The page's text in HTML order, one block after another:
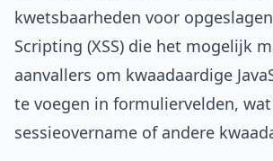
kwetsbaarheden voor
Scripting (XSS) die het mogelijk
aanvallers om kwaadaardige
te voegen in formuliervelden,
sessieovername of andere